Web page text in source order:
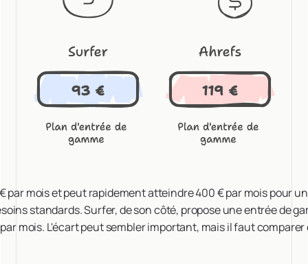
par mois et peut rapidement atteindre 400 € par mois pour
standards. Surfer, de son côté, propose une entrée de
mois. L'écart peut sembler important, mais il faut